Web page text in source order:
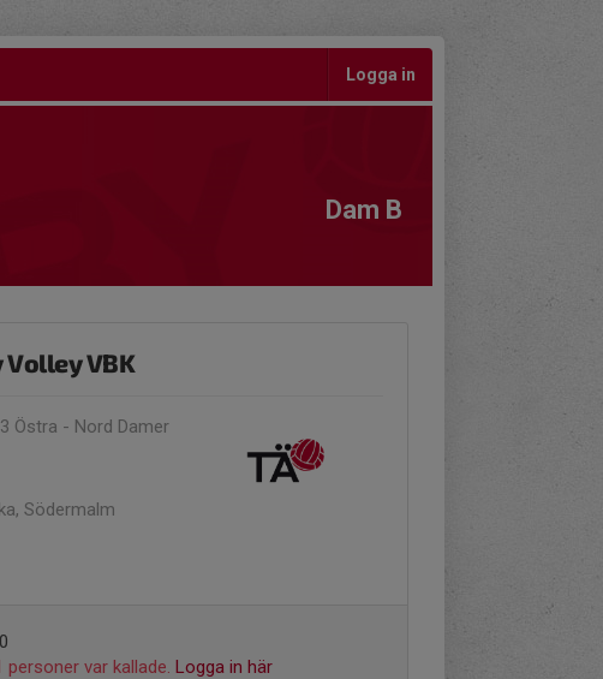
Logga in
Dam B
Volley VBK
Östra - Nord Damer
Södermalm
personer var kallade. Logga in här